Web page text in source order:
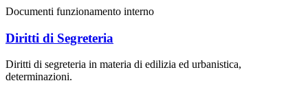
Documenti funzionamento interno
Diritti di Segreteria
Diritti di segreteria in materia di edilizia ed urbanistica,
determinazioni.